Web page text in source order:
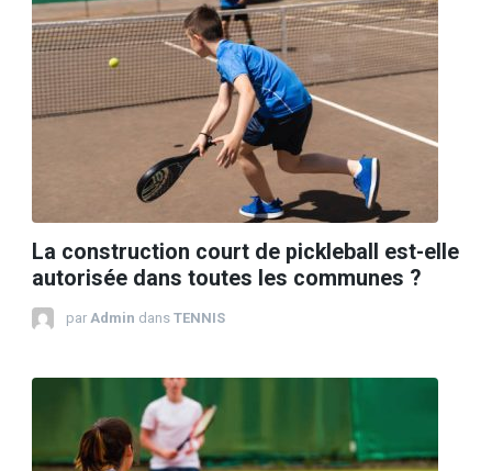
La construction court de pickleball est-elle
autorisée dans toutes les communes ?
par Admin dans TENNIS